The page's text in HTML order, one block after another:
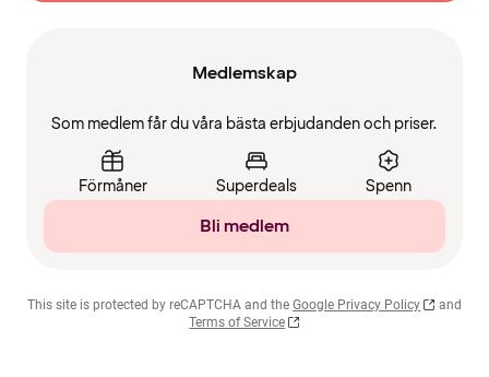
Medlemskap
Som medlem får du våra bästa erbjudanden och priser.
Förmåner Superdeals Spenn
Bli medlem
This site is protected by reCAPTCHA and the Google Privacy Policy
and
Terms of Service